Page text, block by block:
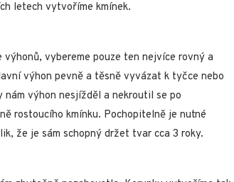
letech vytvoříme kmínek.
vybereme pouze ten nejvíce rovný a
výhon pevně a těsně vyvázat k tyčce nebo
nám výhon nesjížděl a nekroutil se po
rostoucího kmínku. Pochopitelně je nutné
že je sám schopný držet tvar cca 3 roky.